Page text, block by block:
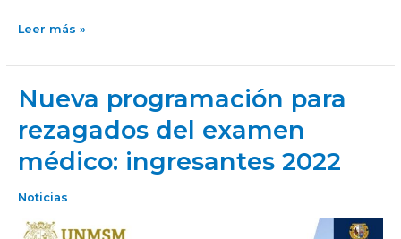
Leer más »
Nueva programación para
rezagados del examen
médico: ingresantes 2022
Noticias
Nueva
para
rezagados
examen